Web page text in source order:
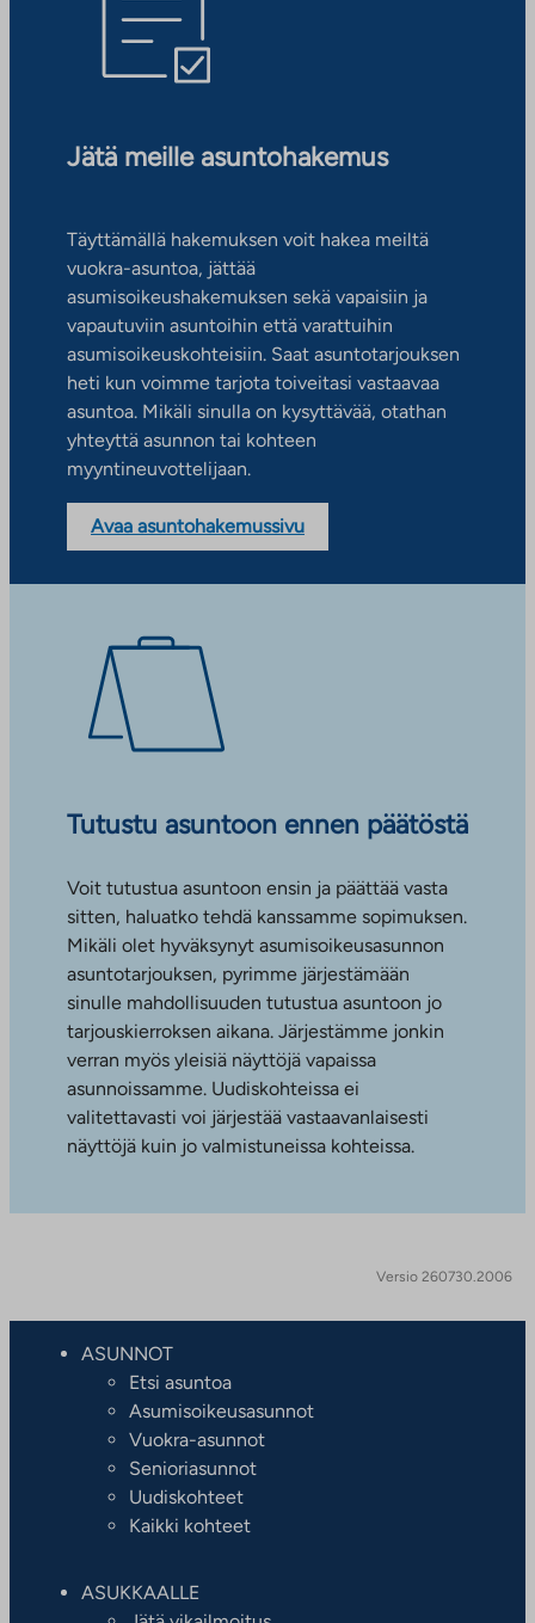
Jätä meille asuntohakemus
Täyttämällä hakemuksen voit hakea meiltä
vuokra-asuntoa, jättää
asumisoikeushakemuksen sekä vapaisiin ja
vapautuviin asuntoihin että varattuihin
asumisoikeuskohteisiin. Saat asuntotarjouksen
heti kun voimme tarjota toiveitasi vastaavaa
asuntoa. Mikäli sinulla on kysyttävää, otathan
yhteyttä asunnon tai kohteen
myyntineuvottelijaan.
Avaa asuntohakemussivu
Tutustu asuntoon ennen päätöstä
Voit tutustua asuntoon ensin ja päättää vasta
sitten, haluatko tehdä kanssamme sopimuksen.
Mikäli olet hyväksynyt asumisoikeusasunnon
asuntotarjouksen, pyrimme järjestämään
sinulle mahdollisuuden tutustua asuntoon jo
tarjouskierroksen aikana. Järjestämme jonkin
verran myös yleisiä näyttöjä vapaissa
asunnoissamme. Uudiskohteissa ei
valitettavasti voi järjestää vastaavanlaisesti
näyttöjä kuin jo valmistuneissa kohteissa.
Versio 260730.2006
ASUNNOT
Etsi asuntoa
Asumisoikeusasunnot
Vuokra-asunnot
Senioriasunnot
Uudiskohteet
Kaikki kohteet
ASUKKAALLE